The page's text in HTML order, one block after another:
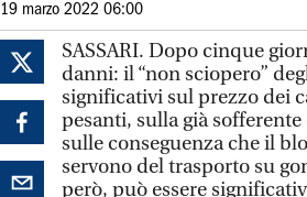
19 marzo 2022 06:00
SASSARI. Dopo cinque
danni: il “non sciopero”
significativi sul prezzo dei
pesanti, sulla già
sulle conseguenza che il
servono del trasporto su
però, può essere